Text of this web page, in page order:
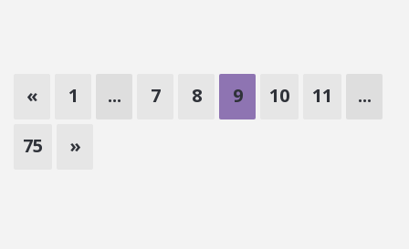
« 1 ... 7 8 9 10 11 ...
75 »